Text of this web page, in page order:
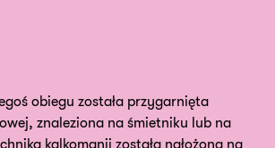
obiegu została przygarnięta
znaleziona na śmietniku lub na
kalkomanii została nałożona na